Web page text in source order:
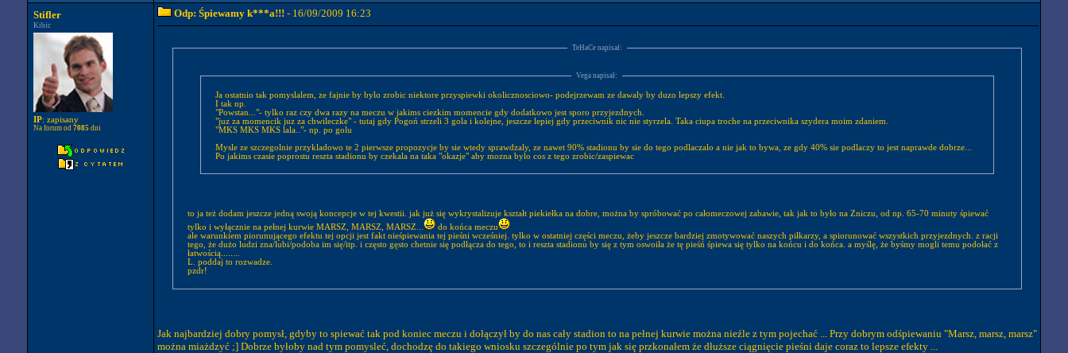
Stifler
Kibic
IP: zapisany
Na forum od 7085 dni
Odp: Śpiewamy k***a!!! - 16/09/2009 16:23
TeHaCe napisał:
Vega napisał:
Ja ostatnio tak pomyslalem, ze fajnie by bylo zrobic niektore przyspiewki okolicznosciowo- podejrzewam ze dawaly by duzo lepszy efekt.
I tak np.
"Powstan..."- tylko raz czy dwa razy na meczu w jakims ciezkim momencie gdy dodatkowo jest sporo przyjezdnych.
"juz za momencik juz za chwileczke" - tutaj gdy Pogoń strzeli 3 gola i kolejne, jeszcze lepiej gdy przeciwnik nic nie styrzela. Taka ciupa troche na przeciwnika szydera moim zdaniem.
"MKS MKS MKS lala.."- np. po golu
Mysle ze szczegolnie przykladowo te 2 pierwsze propozycje by sie wtedy sprawdzaly, ze nawet 90% stadionu by sie do tego podlaczalo a nie jak to bywa, ze gdy 40% sie podlaczy to jest naprawde dobrze...
Po jakims czasie poprostu reszta stadionu by czekala na taka "okazje" aby mozna bylo cos z tego zrobic/zaspiewac
to ja też dodam jeszcze jedną swoją koncepcje w tej kwestii. jak już się wykrystalizuje kształt piekiełka na dobre, można by spróbować po całomeczowej zabawie, tak jak to było na Zniczu, od np. 65-70 minuty śpiewać
tylko i wyłącznie na pełnej kurwie MARSZ, MARSZ, MARSZ...
do końca meczu
ale warunkiem piorunującego efektu tej opcji jest fakt nieśpiewania tej pieśni wcześniej. tylko w ostatniej części meczu, żeby jeszcze bardziej zmotywować naszych piłkarzy, a spiorunować wszystkich przyjezdnych. z racji
tego, że dużo ludzi zna/lubi/podoba im się/itp. i często gęsto chetnie się podłącza do tego, to i reszta stadionu by się z tym oswoiła że tę pieśń śpiewa się tylko na końcu i do końca. a myślę, że byśmy mogli temu podołać z
łatwością........
L. poddaj to rozwadze.
pzdr!
Jak najbardziej dobry pomysł, gdyby to spiewać tak pod koniec meczu i dołączył by do nas cały stadion to na pełnej kurwie można nieźle z tym pojechać ... Przy dobrym odśpiewaniu "Marsz, marsz, marsz"
można miażdzyć ;] Dobrze byłoby nad tym pomysleć, dochodzę do takiego wniosku szczególnie po tym jak się przkonałem że dłuższe ciągnięcie pieśni daje coraz to lepsze efekty ...